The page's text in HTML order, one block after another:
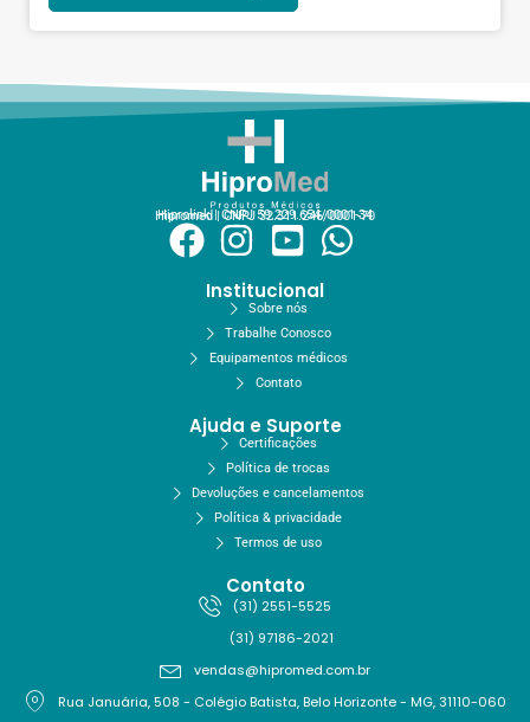
Hiprolink | CNPJ 59.229.654/0001-34
Hipromed | CNPJ 32.311.246/0001-70
Institucional
Sobre nós
Trabalhe Conosco
Equipamentos médicos
Contato
Ajuda e Suporte
Certificações
Política de trocas
Devoluções e cancelamentos
Política & privacidade
Termos de uso
Contato
(31) 2551-5525
(31) 97186-2021
vendas@hipromed.com.br
Rua Januária, 508 - Colégio Batista, Belo Horizonte - MG, 31110-060